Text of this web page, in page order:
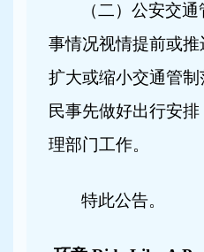
（二）公安交
事情况视情提前或推
扩大或缩小交通管
民事先做好出行安
理部门工作。
特此公告。